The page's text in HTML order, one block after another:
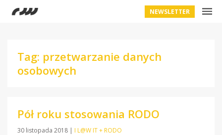
NEWSLETTER
Tag: przetwarzanie danych
osobowych
Pół roku stosowania RODO
30 listopada 2018 | I L@W IT + RODO